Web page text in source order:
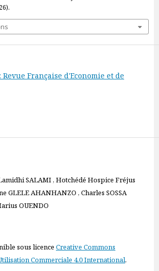
Revue Française d'Economie et de
SALAMI , Hotchédé Hospice Fréjus
GLELE AHANHANZO , Charles SOSSA
OUENDO
sous licence Creative Commons
Commerciale 4.0 International.